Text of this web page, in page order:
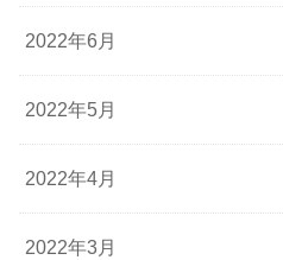
2022年6月
2022年5月
2022年4月
2022年3月